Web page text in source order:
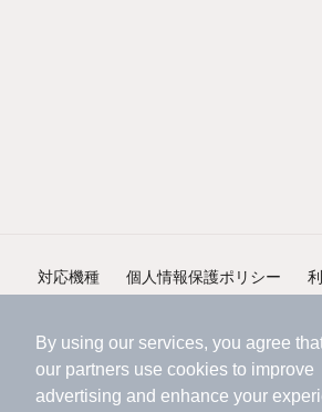
By using our services, you agree
our partners use cookies to improve
advertising and enhance your
対応機種 個人情報保護ポリシー